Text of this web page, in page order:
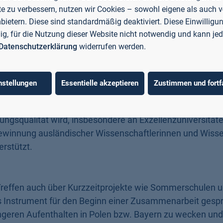
einem Austausch über die Hochschul- und
Kooperationsmöglichkeiten auf bilateraler und
TH Aschaffenburg Perspektiven der europäischen
und der akademischen Zusammenarbeit.
und Wissenschaftssystem eröffnen neue Chancen
wird, insbesondere an
ausländischer Wissenschaftlerinnen und
auch über Kurzzeitprojekte wie Sommerschulen
für den Beginn einer Zusammenarbeit
Aufenthalten in Polen bzw. Bayern zu wecken
zu verbessern, nutzen wir Cookies – sowohl eigene als auch
Diese sind standardmäßig deaktiviert. Diese
für die Nutzung dieser Website nicht notwendig und kann
Datenschutzerklärung widerrufen werden.
Essentielle akzeptieren Zustimmen und